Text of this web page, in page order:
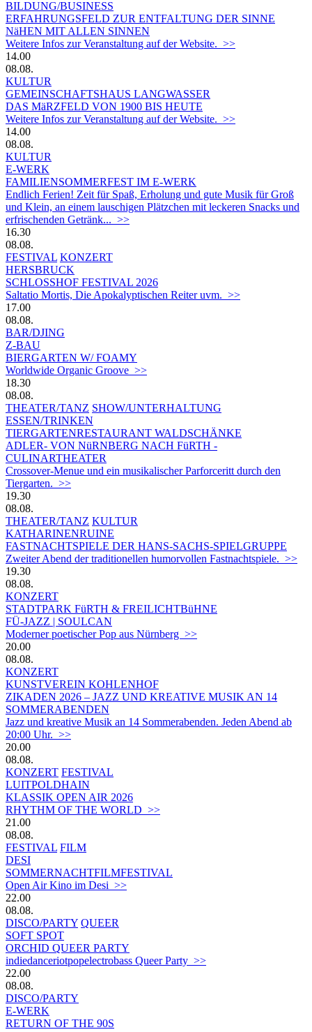
BILDUNG/BUSINESS
ERFAHRUNGSFELD ZUR ENTFALTUNG DER SINNE
NäHEN MIT ALLEN SINNEN
Weitere Infos zur Veranstaltung auf der Website. >>
14.00
08.08.
KULTUR
GEMEINSCHAFTSHAUS LANGWASSER
DAS MäRZFELD VON 1900 BIS HEUTE
Weitere Infos zur Veranstaltung auf der Website. >>
14.00
08.08.
KULTUR
E-WERK
FAMILIENSOMMERFEST IM E-WERK
Endlich Ferien! Zeit für Spaß, Erholung und gute Musik für Groß
und Klein, an einem lauschigen Plätzchen mit leckeren Snacks und
erfrischenden Getränk... >>
16.30
08.08.
FESTIVAL KONZERT
HERSBRUCK
SCHLOSSHOF FESTIVAL 2026
Saltatio Mortis, Die Apokalyptischen Reiter uvm. >>
17.00
08.08.
BAR/DJING
Z-BAU
BIERGARTEN W/ FOAMY
Worldwide Organic Groove >>
18.30
08.08.
THEATER/TANZ SHOW/UNTERHALTUNG
ESSEN/TRINKEN
TIERGARTEN­RESTAURANT WALDSCHÄNKE
ADLER- VON NüRNBERG NACH FüRTH -
CULINARTHEATER
Crossover-Menue und ein musikalischer Parforceritt durch den
Tiergarten. >>
19.30
08.08.
THEATER/TANZ KULTUR
KATHARINENRUINE
FASTNACHTSPIELE DER HANS-SACHS-SPIELGRUPPE
Zweiter Abend der traditionellen humorvollen Fastnachtspiele. >>
19.30
08.08.
KONZERT
STADTPARK FüRTH & FREILICHTBüHNE
FÜ-JAZZ | SOULCAN
Moderner poetischer Pop aus Nürnberg >>
20.00
08.08.
KONZERT
KUNSTVEREIN KOHLENHOF
ZIKADEN 2026 – JAZZ UND KREATIVE MUSIK AN 14
SOMMERABENDEN
Jazz und kreative Musik an 14 Sommerabenden. Jeden Abend ab
20:00 Uhr. >>
20.00
08.08.
KONZERT FESTIVAL
LUITPOLDHAIN
KLASSIK OPEN AIR 2026
RHYTHM OF THE WORLD >>
21.00
08.08.
FESTIVAL FILM
DESI
SOMMERNACHTFILMFESTIVAL
Open Air Kino im Desi >>
22.00
08.08.
DISCO/PARTY QUEER
SOFT SPOT
ORCHID QUEER PARTY
indiedanceriotpopelectrobass Queer Party >>
22.00
08.08.
DISCO/PARTY
E-WERK
RETURN OF THE 90S